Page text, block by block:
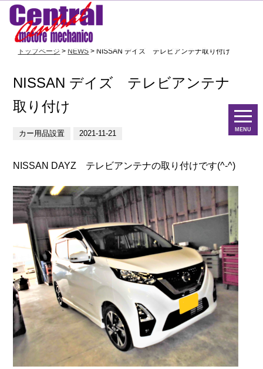
MENU
トップページ > NEWS > NISSAN デイズ テレビアンテナ取り付け
NISSAN デイズ テレビアンテナ
取り付け
カー用品設置 2021-11-21
NISSAN DAYZ テレビアンテナの取り付けです(^-^)